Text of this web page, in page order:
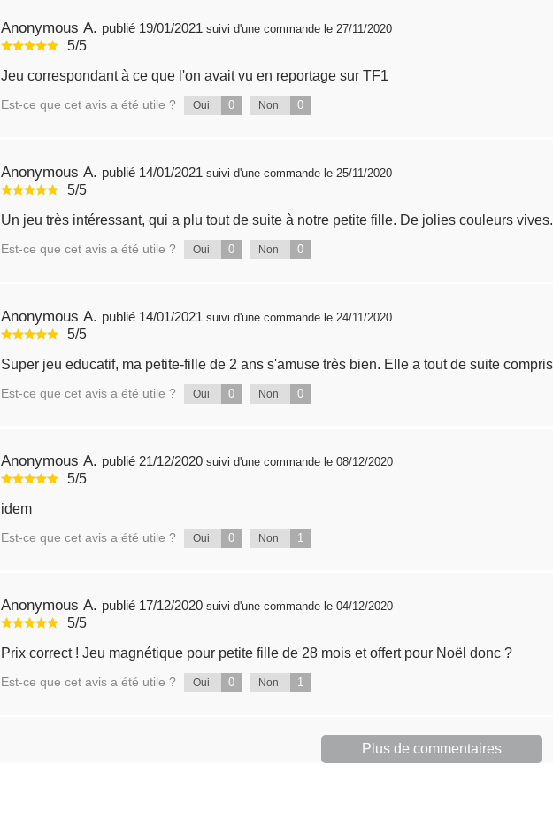
Anonymous A. publié 19/01/2021suivi d'une commande le 27/11/2020
5/5
Jeu correspondant à ce que l'on avait vu en reportage sur TF1
Est-ce que cet avis a été utile ? Oui 0 Non 0
Anonymous A. publié 14/01/2021suivi d'une commande le 25/11/2020
5/5
Un jeu très intéressant, qui a plu tout de suite à notre petite fille. De jolies couleurs vives.
Est-ce que cet avis a été utile ? Oui 0 Non 0
Anonymous A. publié 14/01/2021suivi d'une commande le 24/11/2020
5/5
Super jeu educatif, ma petite-fille de 2 ans s'amuse très bien. Elle a tout de
Est-ce que cet avis a été utile ? Oui 0 Non 0
Anonymous A. publié 21/12/2020suivi d'une commande le 08/12/2020
5/5
idem
Est-ce que cet avis a été utile ? Oui 0 Non 1
Anonymous A. publié 17/12/2020suivi d'une commande le 04/12/2020
5/5
Prix correct ! Jeu magnétique pour petite fille de 28 mois et offert pour Noël donc ?
Est-ce que cet avis a été utile ? Oui 0 Non 1
Plus de commentaires